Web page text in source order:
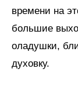
времени на
большие
оладушки,
духовку.